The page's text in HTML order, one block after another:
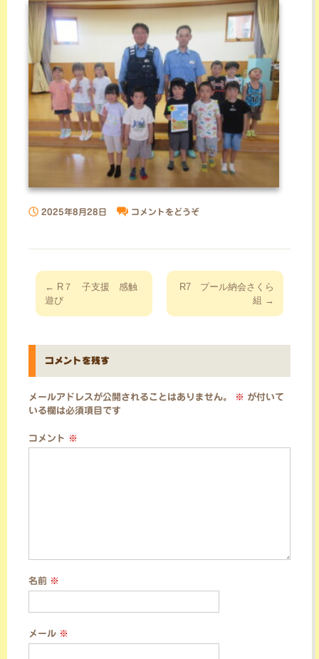
2025年8月28日 コメントをどうぞ
投
稿
ナ
シ
ョ
← R７ 子支援 感触
遊び
R7 プール納会さくら
組 →
コメントを残す
メールアドレスが公開されることはありません。 ※ が付いて
いる欄は必須項目です
コメント ※
名前 ※
メール ※